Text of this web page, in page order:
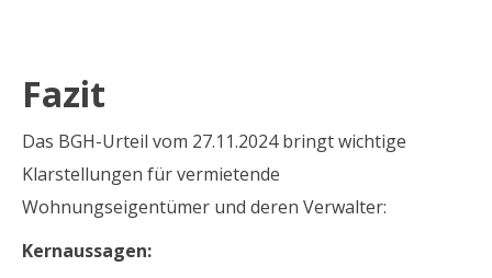
Fazit
Das BGH-Urteil vom 27.11.2024 bringt wichtige
Klarstellungen für vermietende
Wohnungseigentümer und deren Verwalter:
Kernaussagen: